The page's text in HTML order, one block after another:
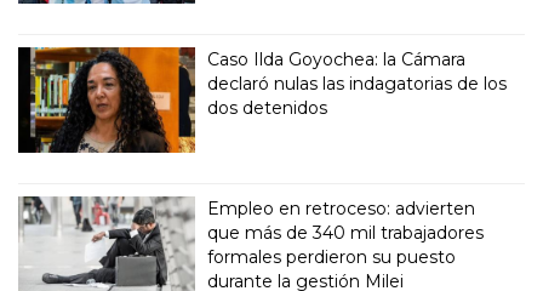
Caso Ilda Goyochea: la Cámara
declaró nulas las indagatorias de los
dos detenidos
Empleo en retroceso: advierten
que más de 340 mil trabajadores
formales perdieron su puesto
durante la gestión Milei